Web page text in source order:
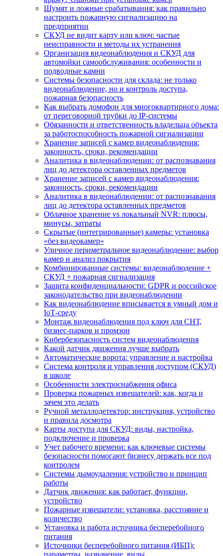
Шумят и ложные срабатывания: как правильно
настроить пожарную сигнализацию на
предприятии
СКУД не видит карту или ключ: частые
неисправности и методы их устранения
Организация видеонаблюдения и СКУД для
автомойки самообслуживания: особенности и
подводные камни
Системы безопасности для склада: не только
видеонаблюдение, но и контроль доступа,
пожарная безопасность
Как выбрать домофон для многоквартирного дома:
от переговорной трубки до IP-системы
Обязанности и ответственность владельца объекта
за работоспособность пожарной сигнализации
Хранение записей с камер видеонаблюдения:
законность, сроки, рекомендации
Аналитика в видеонаблюдении: от распознавания
лиц до детектора оставленных предметов
Хранение записей с камер видеонаблюдения:
законность, сроки, рекомендации
Аналитика в видеонаблюдении: от распознавания
лиц до детектора оставленных предметов
Облачное хранение vs локальный NVR: плюсы,
минусы, затраты
Скрытые (интегрированные) камеры: установка
«без видеокамер»
Уличное периметральное видеонаблюдение: выбор
камер и анализ покрытия
Комбинированные системы: видеонаблюдение +
СКУД + пожарная сигнализация
Защита конфиденциальности: GDPR и российское
законодательство при видеонаблюдении
Как видеонаблюдение вписывается в умный дом и
IoT‑среду
Монтаж видеонаблюдения под ключ для СНТ,
бизнес‑парков и промзон
Кибербезопасность систем видеонаблюдения
Какой датчик движения лучше выбрать
Автоматические ворота: управление и настройка
Система контроля и управления доступом (СКУД)
в школе
Особенности электроснабжения офиса
Проверка пожарных извещателей: как, когда и
зачем это делать
Ручной металлодетектор: инструкция, устройство
и правила досмотра
Карты доступа для СКУД: виды, настройка,
подключение и проверка
Учет рабочего времени: как ключевые системы
безопасности помогают бизнесу держать все под
контролем
Системы дымоудаления: устройство и принцип
работы
Датчик движения: как работает, функции,
устройство
Пожарные извещатели: установка, расстояние и
количество
Установка и работа источника бесперебойного
питания
Источники бесперебойного питания (ИБП):
параметры, назначение, виды